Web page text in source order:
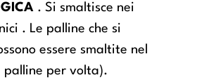
. Si smaltisce nei
. Le palline che si
essere smaltite nel
palline per volta).